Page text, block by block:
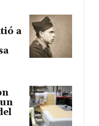
a